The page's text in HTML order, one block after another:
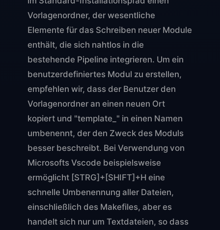
Vorlagenordner, der wesentliche
Elemente für das Schreiben neuer Module
enthält, die sich nahtlos in die
bestehende Pipeline integrieren. Um ein
benutzerdefiniertes Modul zu erstellen,
empfehlen wir, dass der Benutzer den
Vorlagenordner an einen neuen Ort
kopiert und "template_" in einen Namen
umbenennt, der den Zweck des Moduls
besser beschreibt. Bei Verwendung von
Microsofts Vscode beispielsweise
ermöglicht [STRG]+[SHIFT]+H eine
schnelle Umbenennung aller Dateien,
einschließlich des Makefiles, aber es
handelt sich nur um Textdateien, so dass